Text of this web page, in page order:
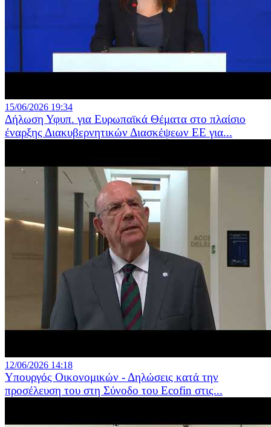
15/06/2026 19:34
Δήλωση Υφυπ. για Ευρωπαϊκά Θέματα στο πλαίσιο
έναρξης Διακυβερνητικών Διασκέψεων ΕΕ για...
12/06/2026 14:18
Υπουργός Οικονομικών - Δηλώσεις κατά την
προσέλευση του στη Σύνοδο του Ecofin στις...